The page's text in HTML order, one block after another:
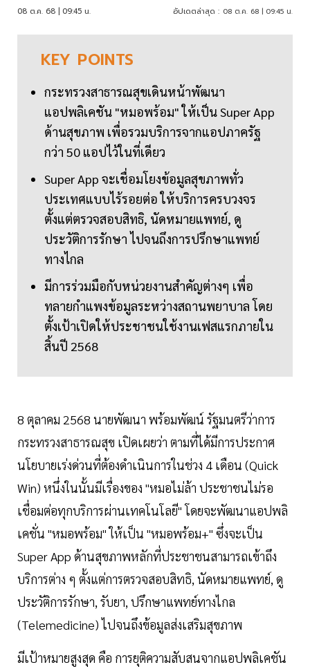
08 ต.ค. 68 | 09:45 น. อัปเดตล่าสุด : 08 ต.ค. 68 | 09:45 น.
KEY POINTS
กระทรวงสาธารณสุขเดินหน้าพัฒนา
แอปพลิเคชัน "หมอพร้อม" ให้เป็น Super App
ด้านสุขภาพ เพื่อรวมบริการจากแอปภาครัฐ
กว่า 50 แอปไว้ในที่เดียว
Super App จะเชื่อมโยงข้อมูลสุขภาพทั่ว
ประเทศแบบไร้รอยต่อ ให้บริการครบวงจร
ตั้งแต่ตรวจสอบสิทธิ, นัดหมายแพทย์, ดู
ประวัติการรักษา ไปจนถึงการปรึกษาแพทย์
ทางไกล
มีการร่วมมือกับหน่วยงานสำคัญต่างๆ เพื่อ
ทลายกำแพงข้อมูลระหว่างสถานพยาบาล โดย
ตั้งเป้าเปิดให้ประชาชนใช้งานเฟสแรกภายใน
สิ้นปี 2568
8 ตุลาคม 2568 นายพัฒนา พร้อมพัฒน์ รัฐมนตรีว่าการ
กระทรวงสาธารณสุข เปิดเผยว่า ตามที่ได้มีการประกาศ
นโยบายเร่งด่วนที่ต้องดำเนินการในช่วง 4 เดือน (Quick
Win) หนึ่งในนั้นมีเรื่องของ "หมอไม่ล้า ประชาชนไม่รอ
เชื่อมต่อทุกบริการผ่านเทคโนโลยี" โดยจะพัฒนาแอปพลิ
เคชั่น "หมอพร้อม" ให้เป็น "หมอพร้อม+" ซึ่งจะเป็น
Super App ด้านสุขภาพหลักที่ประชาชนสามารถเข้าถึง
บริการต่าง ๆ ตั้งแต่การตรวจสอบสิทธิ, นัดหมายแพทย์, ดู
ประวัติการรักษา, รับยา, ปรึกษาแพทย์ทางไกล
(Telemedicine) ไปจนถึงข้อมูลส่งเสริมสุขภาพ
มีเป้าหมายสูงสุด คือ การยุติความสับสนจากแอปพลิเคชัน